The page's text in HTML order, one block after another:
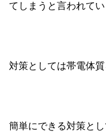
てしまうと言われてい
対策としては帯電体
簡単にできる対策とし